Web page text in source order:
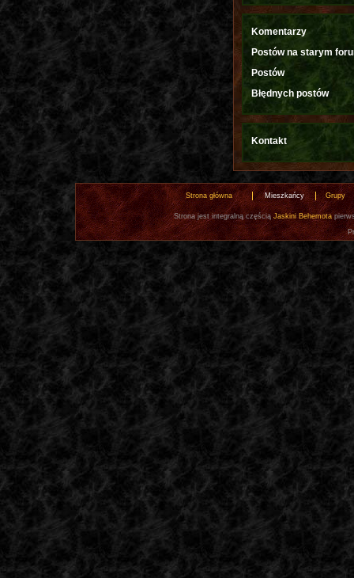
Komentarzy
Postów na starym
Postów
Błędnych postów
Kontakt
Strona główna Mieszkańcy Grupy
Strona jest integralną częścią Jaskini Behemota